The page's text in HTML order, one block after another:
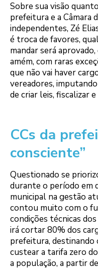
Sobre sua visão
prefeitura e a Câmara
independentes, Zé
é troca de favores,
mandar será
amém, com raras
que não vai haver
vereadores,
de criar leis, fiscalizar
CCs da
consciente”
Questionado se
durante o período em
municipal na gestão
contou muito com o
condições técnicas
irá cortar 80% dos
prefeitura, destinando
custear a tarifa zero
a população, a partir